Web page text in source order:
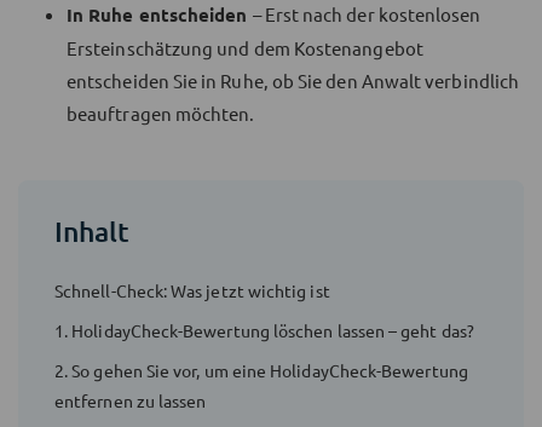
In Ruhe entscheiden – Erst nach der kostenlosen
Ersteinschätzung und dem Kostenangebot
entscheiden Sie in Ruhe, ob Sie den Anwalt verbindlich
beauftragen möchten.
Inhalt
Schnell-Check: Was jetzt wichtig ist
1. HolidayCheck-Bewertung löschen lassen – geht das?
2. So gehen Sie vor, um eine HolidayCheck-Bewertung
entfernen zu lassen